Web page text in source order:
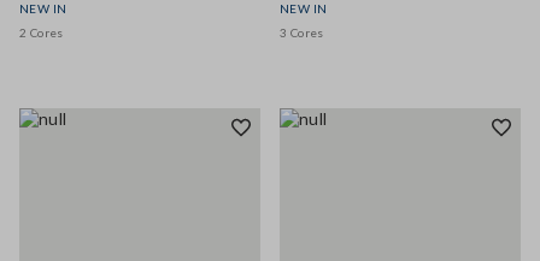
NEW IN
2 Cores
NEW IN
3 Cores